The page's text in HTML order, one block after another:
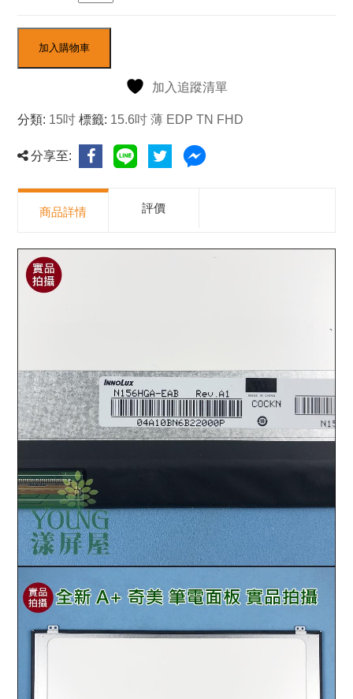
加入購物車
加入追蹤清單
分類: 15吋 標籤: 15.6吋 薄 EDP TN FHD
分享至:
商品詳情 評價